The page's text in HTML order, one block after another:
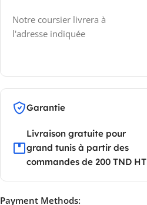
Notre coursier livrera à
l'adresse indiquée
Garantie
Livraison gratuite pour
grand tunis à partir des
commandes de 200 TND HT
Payment Methods: